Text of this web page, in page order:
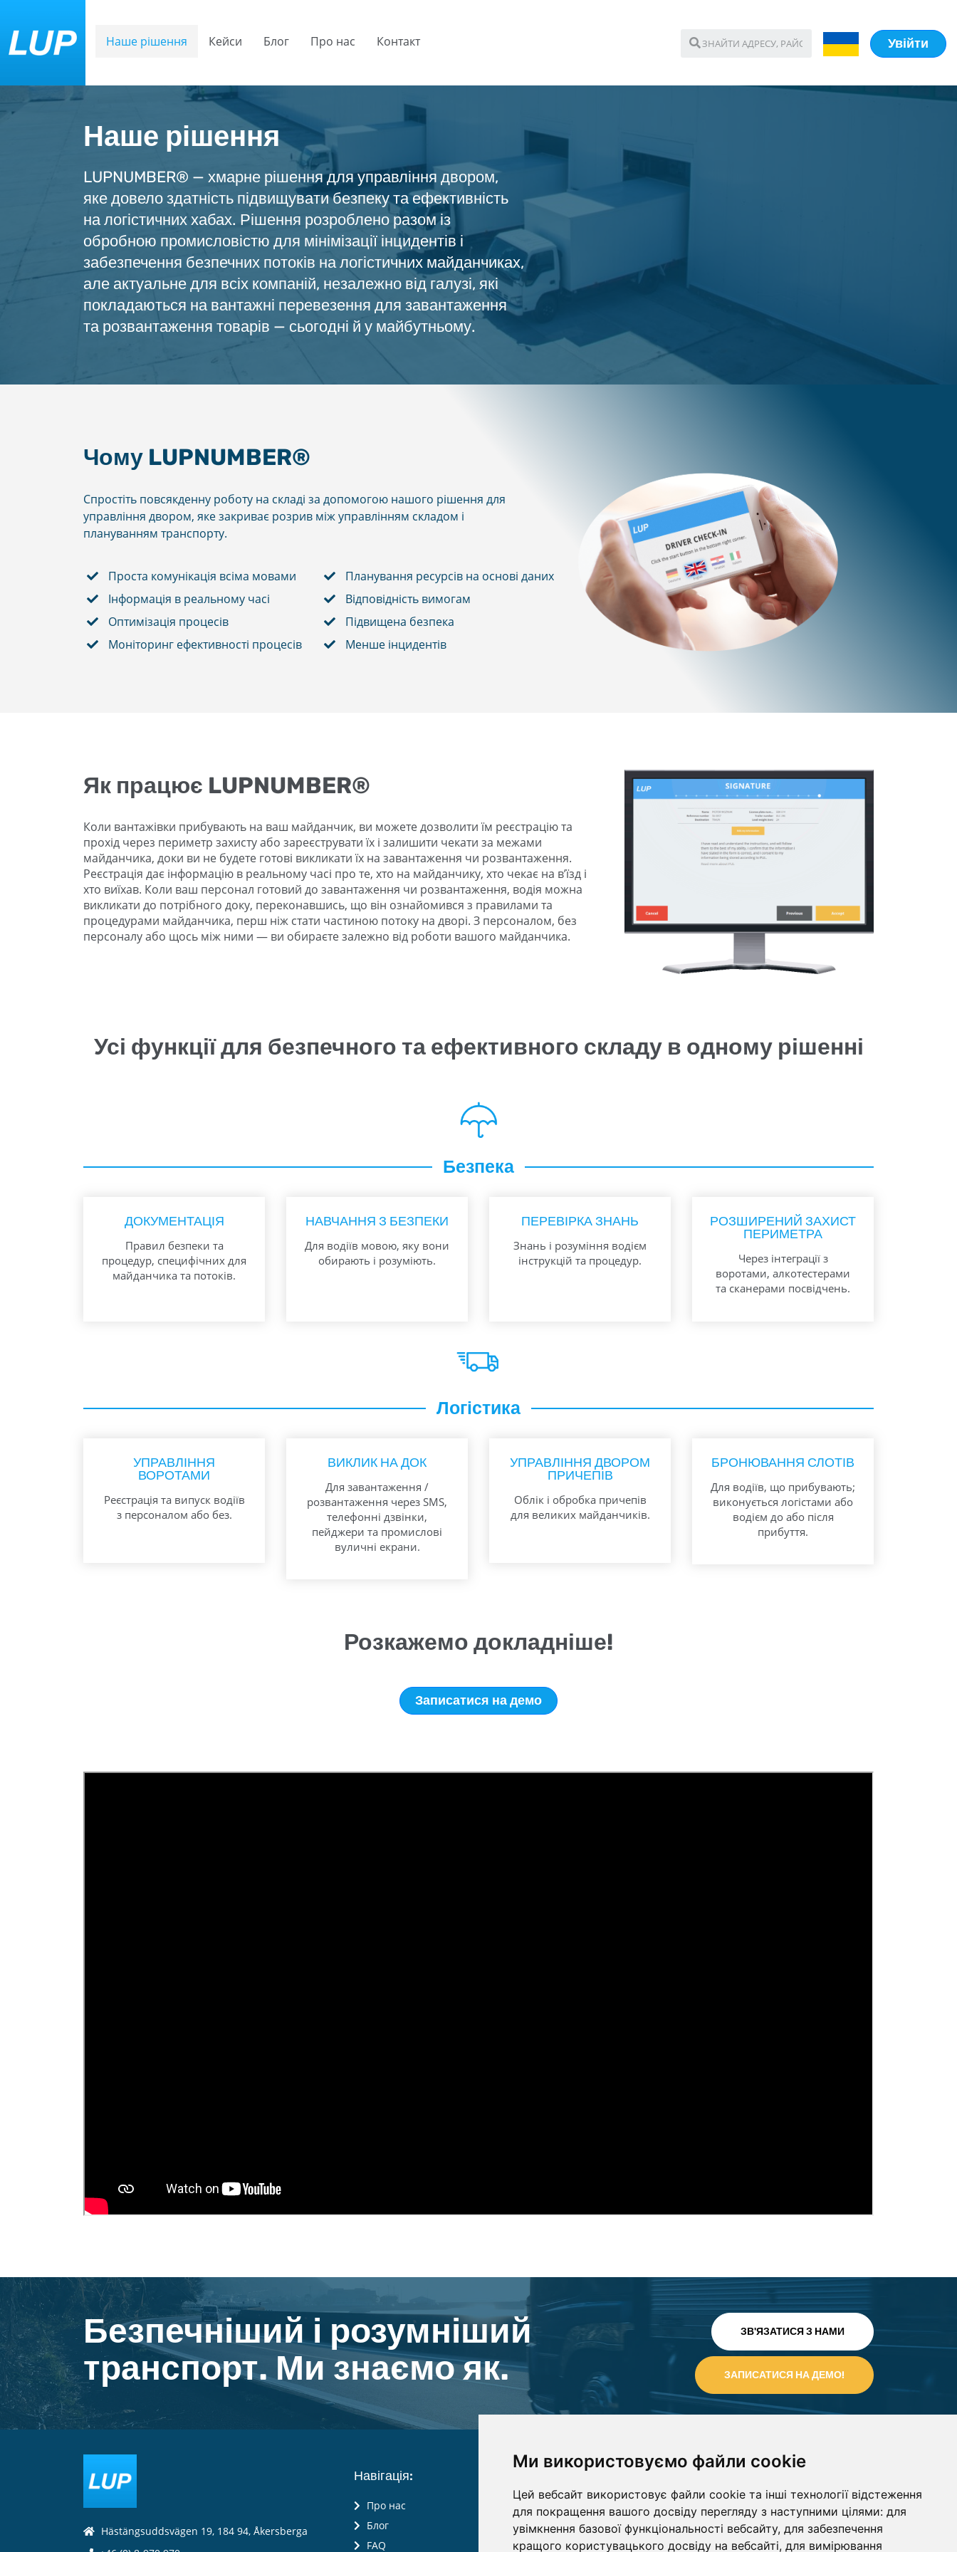
Ми використовуємо файли cookie
Цей вебсайт використовує файли cookie та інші технології відстеження
для покращення вашого досвіду перегляду з наступними цілями: для
увімкнення базової функціональності вебсайту, для забезпечення
кращого користувацького досвіду на вебсайті, для вимірювання
Наше рішення Кейси Блог Про нас Контакт Увійти
Наше рішення
LUPNUMBER® — хмарне рішення для управління двором,
яке довело здатність підвищувати безпеку та ефективність
на логістичних хабах. Рішення розроблено разом із
обробною промисловістю для мінімізації інцидентів і
забезпечення безпечних потоків на логістичних майданчиках,
але актуальне для всіх компаній, незалежно від галузі, які
покладаються на вантажні перевезення для завантаження
та розвантаження товарів — сьогодні й у майбутньому.
Чому LUPNUMBER®
Спростіть повсякденну роботу на складі за допомогою нашого рішення для
управління двором, яке закриває розрив між управлінням складом і
плануванням транспорту.
Проста комунікація всіма мовами
Інформація в реальному часі
Оптимізація процесів
Моніторинг ефективності процесів
Планування ресурсів на основі даних
Відповідність вимогам
Підвищена безпека
Менше інцидентів
Як працює LUPNUMBER®
Коли вантажівки прибувають на ваш майданчик, ви можете дозволити їм реєстрацію та
прохід через периметр захисту або зареєструвати їх і залишити чекати за межами
майданчика, доки ви не будете готові викликати їх на завантаження чи розвантаження.
Реєстрація дає інформацію в реальному часі про те, хто на майданчику, хто чекає на в’їзд і
хто виїхав. Коли ваш персонал готовий до завантаження чи розвантаження, водія можна
викликати до потрібного доку, переконавшись, що він ознайомився з правилами та
процедурами майданчика, перш ніж стати частиною потоку на дворі. З персоналом, без
персоналу або щось між ними — ви обираєте залежно від роботи вашого майданчика.
Усі функції для безпечного та ефективного складу в одному рішенні
Безпека
ДОКУМЕНТАЦІЯ
Правил безпеки та
процедур, специфічних для
майданчика та потоків.
НАВЧАННЯ З БЕЗПЕКИ
Для водіїв мовою, яку вони
обирають і розуміють.
ПЕРЕВІРКА ЗНАНЬ
Знань і розуміння водієм
інструкцій та процедур.
РОЗШИРЕНИЙ ЗАХИСТ
ПЕРИМЕТРА
Через інтеграції з
воротами, алкотестерами
та сканерами посвідчень.
Логістика
УПРАВЛІННЯ
ВОРОТАМИ
Реєстрація та випуск водіїв
з персоналом або без.
ВИКЛИК НА ДОК
Для завантаження /
розвантаження через SMS,
телефонні дзвінки,
пейджери та промислові
вуличні екрани.
УПРАВЛІННЯ ДВОРОМ
ПРИЧЕПІВ
Облік і обробка причепів
для великих майданчиків.
БРОНЮВАННЯ СЛОТІВ
Для водіїв, що прибувають;
виконується логістами або
водієм до або після
прибуття.
Розкажемо докладніше!
Записатися на демо
Безпечніший і розумніший
транспорт. Ми знаємо як.
ЗВ'ЯЗАТИСЯ З НАМИ
Hästängsuddsvägen 19, 184 94, Åkersberga
Навігація:
Про нас
Блог
FAQ